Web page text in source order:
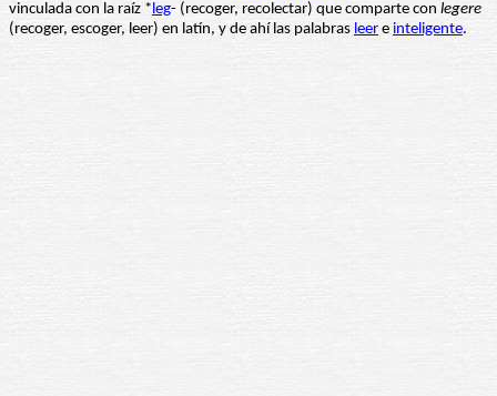
vinculada con la raíz *leg- (recoger, recolectar) que comparte con legere
(recoger, escoger, leer) en latín, y de ahí las palabras leer e inteligente.